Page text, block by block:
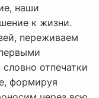
наши
к жизни.
переживаем
отпечатки
формируя